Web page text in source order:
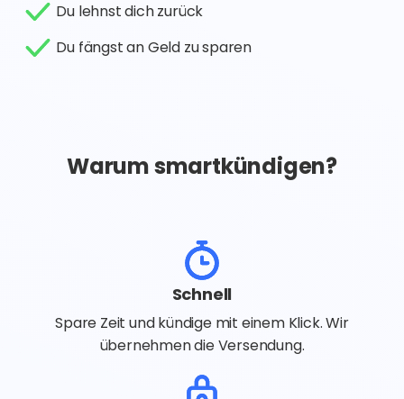
Du lehnst dich zurück
Du fängst an Geld zu sparen
Warum smartkündigen?
Schnell
Spare Zeit und kündige mit einem Klick. Wir
übernehmen die Versendung.